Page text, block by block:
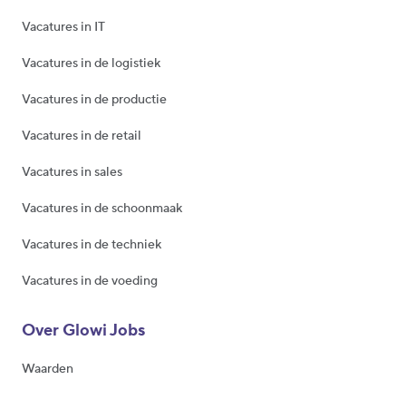
Vacatures in IT
Vacatures in de logistiek
Vacatures in de productie
Vacatures in de retail
Vacatures in sales
Vacatures in de schoonmaak
Vacatures in de techniek
Vacatures in de voeding
Over Glowi Jobs
Waarden